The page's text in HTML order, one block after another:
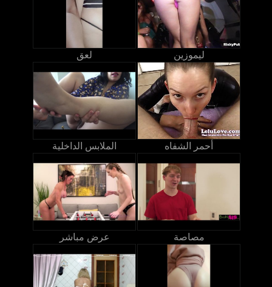
لعق ليموزين
الملابس الداخلية أحمر الشفاه
عرض مباشر مصاصة